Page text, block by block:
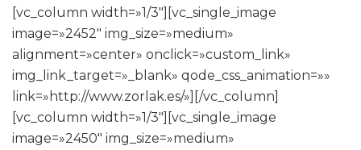
[vc_column width=»1/3″][vc_single_image
image=»2452″ img_size=»medium»
alignment=»center» onclick=»custom_link»
img_link_target=»_blank» qode_css_animation=»»
link=»http://www.zorlak.es/»][/vc_column]
[vc_column width=»1/3″][vc_single_image
image=»2450″ img_size=»medium»